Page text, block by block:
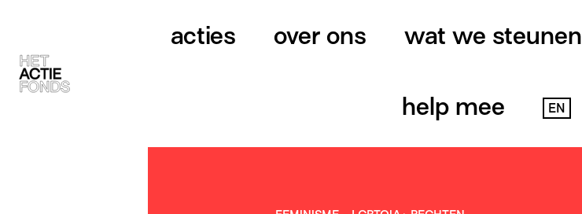
acties over ons wat we steunen
help mee EN